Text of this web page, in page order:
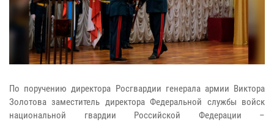
По поручению директора Росгвардии генерала армии Виктора
Золотова заместитель директора Федеральной службы войск
национальной гвардии Российской Федерации –